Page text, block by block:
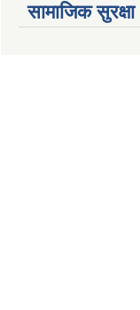
सामाजिक सुरक्षा